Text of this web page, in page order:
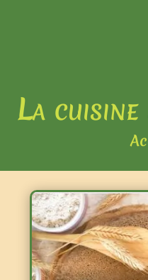
La cuisine